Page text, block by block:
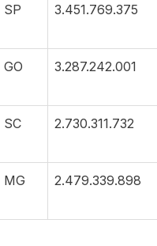
SP 3.451.769.375
GO 3.287.242.001
SC 2.730.311.732
MG 2.479.339.898